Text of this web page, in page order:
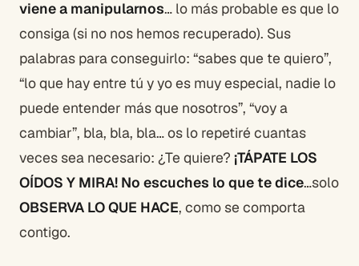
viene a manipularnos… lo más probable es que lo
consiga (si no nos hemos recuperado). Sus
palabras para conseguirlo: “sabes que te quiero”,
“lo que hay entre tú y yo es muy especial, nadie lo
puede entender más que nosotros”, “voy a
cambiar”, bla, bla, bla… os lo repetiré cuantas
veces sea necesario: ¿Te quiere? ¡TÁPATE LOS
OÍDOS Y MIRA! No escuches lo que te dice…solo
OBSERVA LO QUE HACE, como se comporta
contigo.